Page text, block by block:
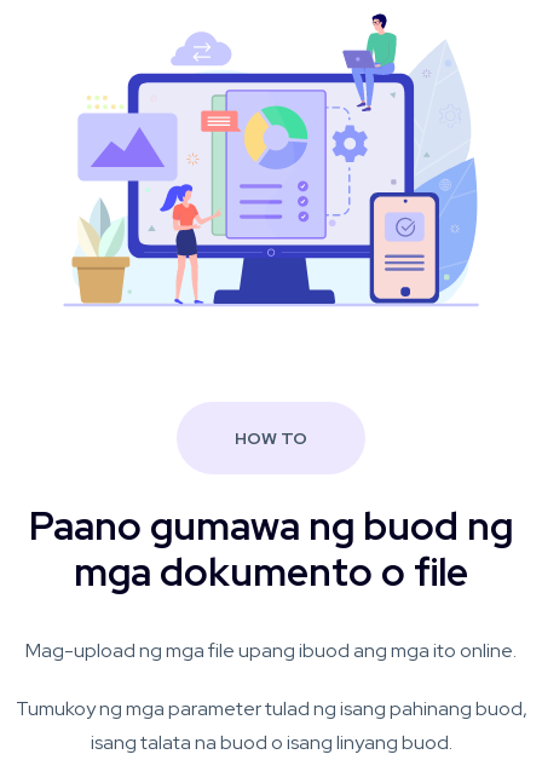
HOW TO
Paano gumawa ng buod ng
mga dokumento o file
Mag-upload ng mga file upang ibuod ang mga ito online.
Tumukoy ng mga parameter tulad ng isang pahinang buod,
isang talata na buod o isang linyang buod.